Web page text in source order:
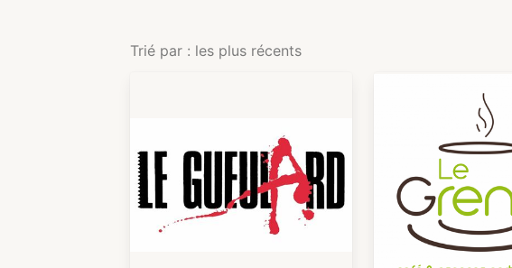
Trié par : les plus récents